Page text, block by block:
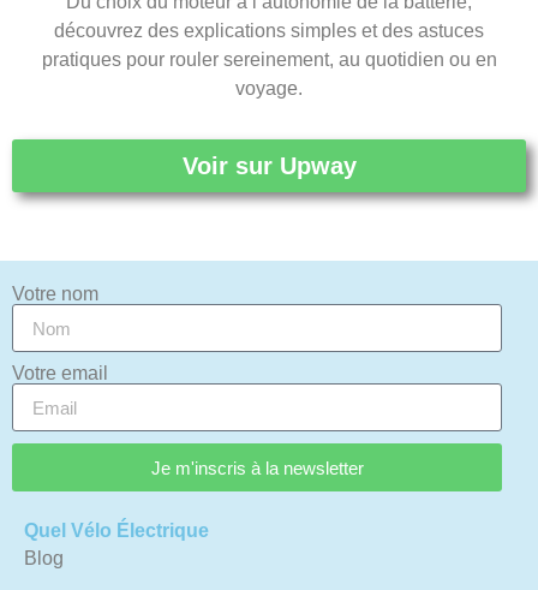
découvrez des explications simples et des astuces
pratiques pour rouler sereinement, au quotidien ou en
voyage.
Voir sur Upway
Votre nom
Votre email
Je m'inscris à la newsletter
Quel Vélo Électrique
Blog